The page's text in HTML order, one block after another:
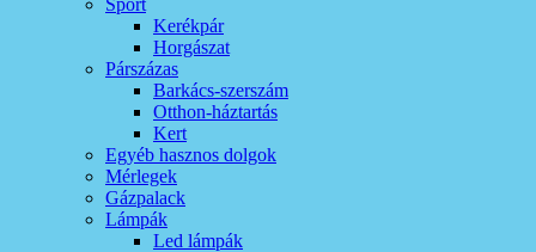
Sport
Kerékpár
Horgászat
Párszázas
Barkács-szerszám
Otthon-háztartás
Kert
Egyéb hasznos dolgok
Mérlegek
Gázpalack
Lámpák
Led lámpák